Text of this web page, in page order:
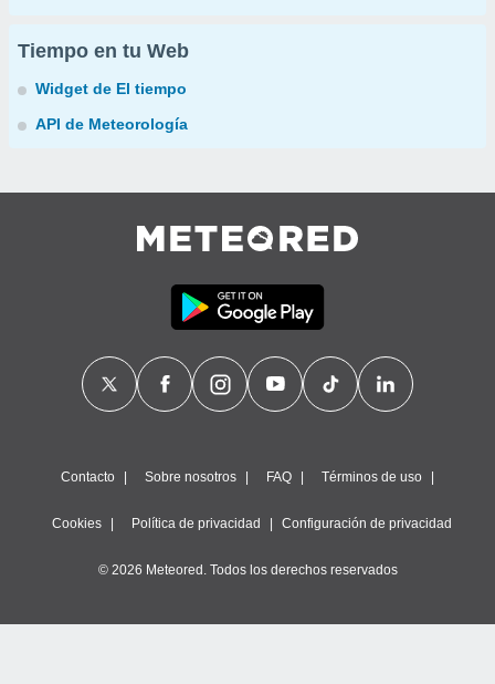
Tiempo en tu Web
Widget de El tiempo
API de Meteorología
Contacto Sobre nosotros FAQ Términos de uso
Cookies Política de privacidad Configuración de privacidad
© 2026 Meteored. Todos los derechos reservados